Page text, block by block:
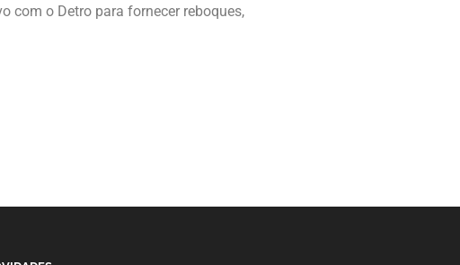
com o Detro para fornecer reboques,